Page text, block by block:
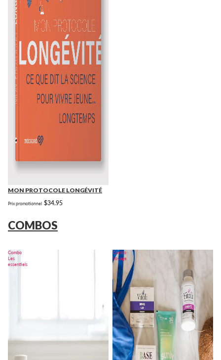
MON PROTOCOLE LONGÉVITÉ
Prix promotionnel $34.95
COMBOS
Combo
Les
essentiels
Combo
Voyage